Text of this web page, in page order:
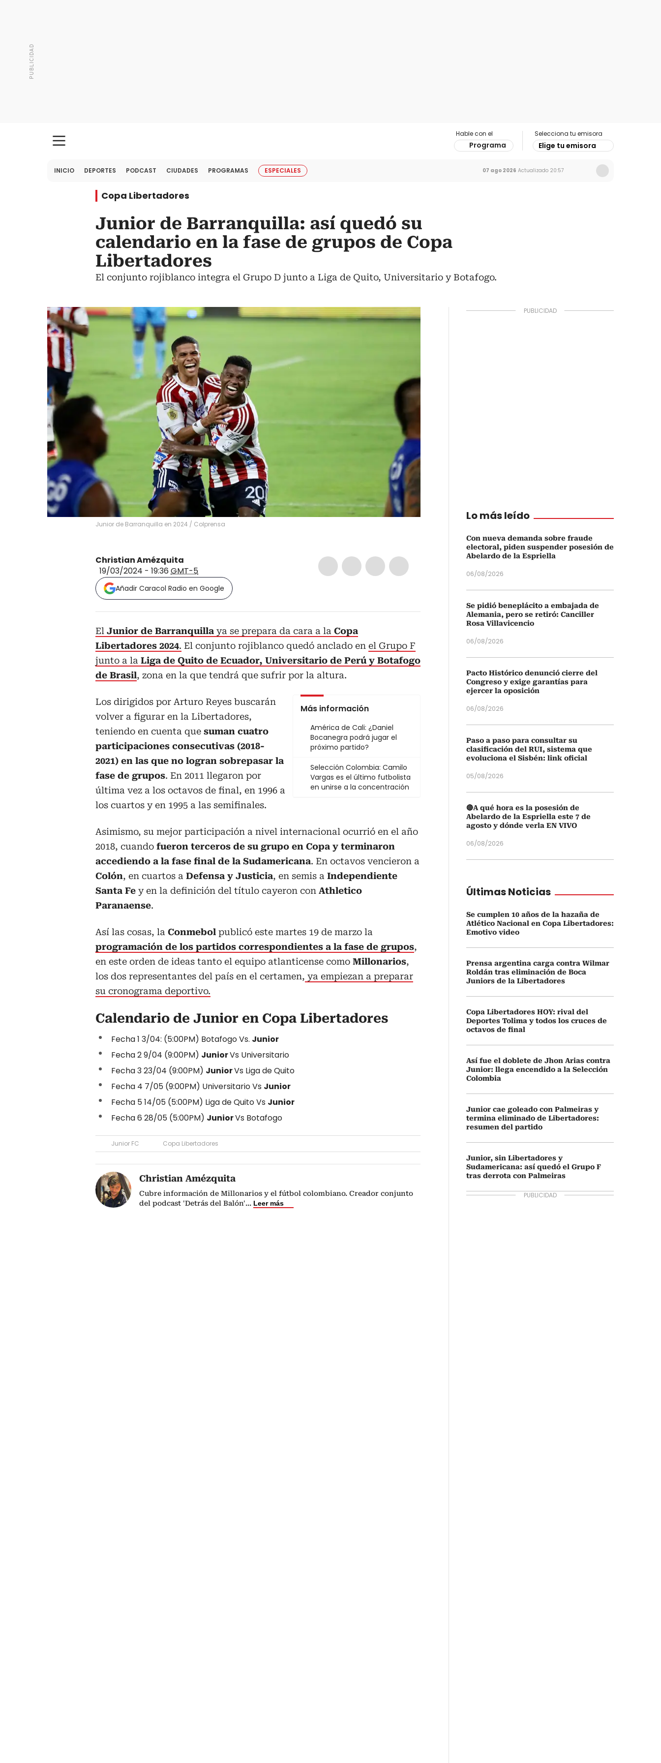
Hable con el
Programa
Selecciona tu emisora
Elige tu emisora
INICIO DEPORTES PODCAST CIUDADES PROGRAMAS ESPECIALES 07 ago 2026 Actualizado 20:57
Copa Libertadores
Junior de Barranquilla: así quedó su
calendario en la fase de grupos de Copa
Libertadores
El conjunto rojiblanco integra el Grupo D junto a Liga de Quito, Universitario y Botafogo.
Junior de Barranquilla en 2024 / Colprensa
Christian Amézquita
19/03/2024 - 19:36 GMT-5
Añadir Caracol Radio en Google
El Junior de Barranquilla ya se prepara da cara a la Copa
Libertadores 2024. El conjunto rojiblanco quedó anclado en el Grupo F
junto a la Liga de Quito de Ecuador, Universitario de Perú y Botafogo
de Brasil, zona en la que tendrá que sufrir por la altura.
Más información
América de Cali: ¿Daniel
Bocanegra podrá jugar el
próximo partido?
Selección Colombia: Camilo
Vargas es el último futbolista
en unirse a la concentración
Los dirigidos por Arturo Reyes buscarán
volver a figurar en la Libertadores,
teniendo en cuenta que suman cuatro
participaciones consecutivas (2018-
2021) en las que no logran sobrepasar la
fase de grupos. En 2011 llegaron por
última vez a los octavos de final, en 1996 a
los cuartos y en 1995 a las semifinales.
Asimismo, su mejor participación a nivel internacional ocurrió en el año
2018, cuando fueron terceros de su grupo en Copa y terminaron
accediendo a la fase final de la Sudamericana. En octavos vencieron a
Colón, en cuartos a Defensa y Justicia, en semis a Independiente
Santa Fe y en la definición del título cayeron con Athletico
Paranaense.
Así las cosas, la Conmebol publicó este martes 19 de marzo la
programación de los partidos correspondientes a la fase de grupos,
en este orden de ideas tanto el equipo atlanticense como Millonarios,
los dos representantes del país en el certamen, ya empiezan a preparar
su cronograma deportivo.
Calendario de Junior en Copa Libertadores
Fecha 1 3/04: (5:00PM) Botafogo Vs. Junior
Fecha 2 9/04 (9:00PM) JuniorVs Universitario
Fecha 3 23/04 (9:00PM) JuniorVs Liga de Quito
Fecha 4 7/05 (9:00PM) Universitario Vs Junior
Fecha 5 14/05 (5:00PM) Liga de Quito Vs Junior
Fecha 6 28/05 (5:00PM) JuniorVs Botafogo
Junior FC Copa Libertadores
Christian Amézquita
Cubre información de Millonarios y el fútbol colombiano. Creador conjunto
del podcast 'Detrás del Balón'... Leer más
Lo más leído
Con nueva demanda sobre fraude
electoral, piden suspender posesión de
Abelardo de la Espriella
06/08/2026
Se pidió beneplácito a embajada de
Alemania, pero se retiró: Canciller
Rosa Villavicencio
06/08/2026
Pacto Histórico denunció cierre del
Congreso y exige garantías para
ejercer la oposición
06/08/2026
Paso a paso para consultar su
clasificación del RUI, sistema que
evoluciona el Sisbén: link oficial
05/08/2026
🔴A qué hora es la posesión de
Abelardo de la Espriella este 7 de
agosto y dónde verla EN VIVO
06/08/2026
Últimas Noticias
Se cumplen 10 años de la hazaña de
Atlético Nacional en Copa Libertadores:
Emotivo video
Prensa argentina carga contra Wilmar
Roldán tras eliminación de Boca
Juniors de la Libertadores
Copa Libertadores HOY: rival del
Deportes Tolima y todos los cruces de
octavos de final
Así fue el doblete de Jhon Arias contra
Junior: llega encendido a la Selección
Colombia
Junior cae goleado con Palmeiras y
termina eliminado de Libertadores:
resumen del partido
Junior, sin Libertadores y
Sudamericana: así quedó el Grupo F
tras derrota con Palmeiras